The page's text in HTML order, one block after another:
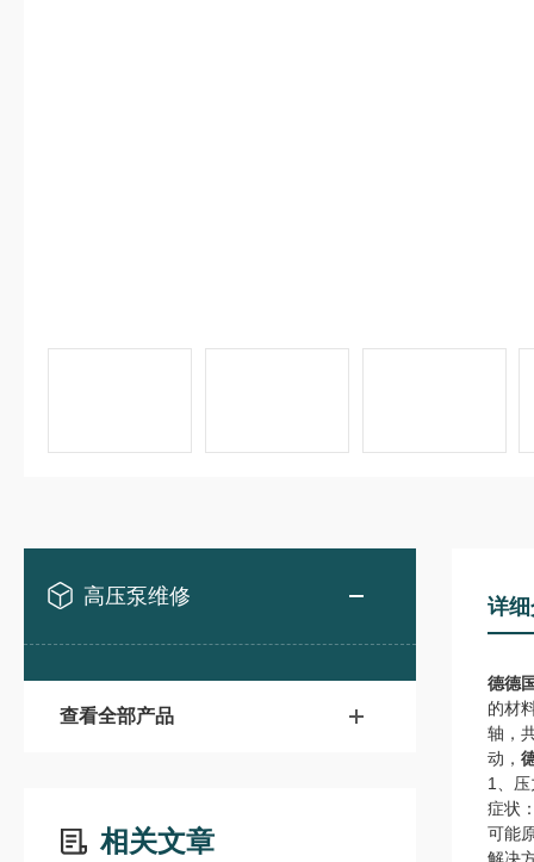
高压泵维修
查看全部产品
相关文章
详
德德
的材
轴，
动，
1、
症状
可能